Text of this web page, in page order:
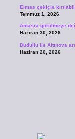
Elmas çekiçle
Temmuz 1, 2026
Amasra görülmeye
Haziran 30, 2026
Dudullu ile Altınova
Haziran 20, 2026